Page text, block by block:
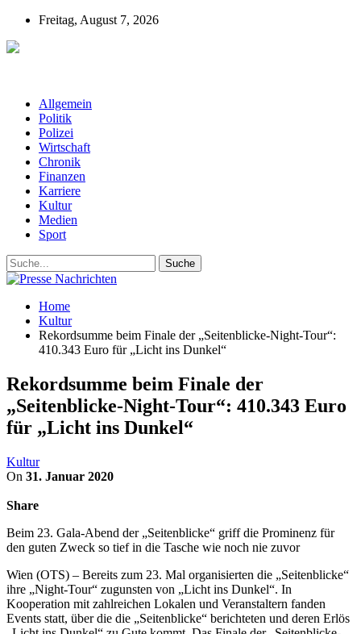
Freitag, August 7, 2026
Allgemein
Politik
Polizei
Wirtschaft
Chronik
Finanzen
Karriere
Kultur
Medien
Sport
Home
Kultur
Rekordsumme beim Finale der „Seitenblicke-Night-Tour“:
410.343 Euro für „Licht ins Dunkel“
Rekordsumme beim Finale der
„Seitenblicke-Night-Tour“: 410.343 Euro
für „Licht ins Dunkel“
Kultur
On 31. Januar 2020
Share
Beim 23. Gala-Abend der „Seitenblicke“ griff die Prominenz für
den guten Zweck so tief in die Tasche wie noch nie zuvor
Wien (OTS) – Bereits zum 23. Mal organisierten die „Seitenblicke“
ihre „Night-Tour“ zugunsten von „Licht ins Dunkel“. In
Kooperation mit zahlreichen Lokalen und Veranstaltern fanden
Events statt, über die die „Seitenblicke“ berichteten und deren Erlös